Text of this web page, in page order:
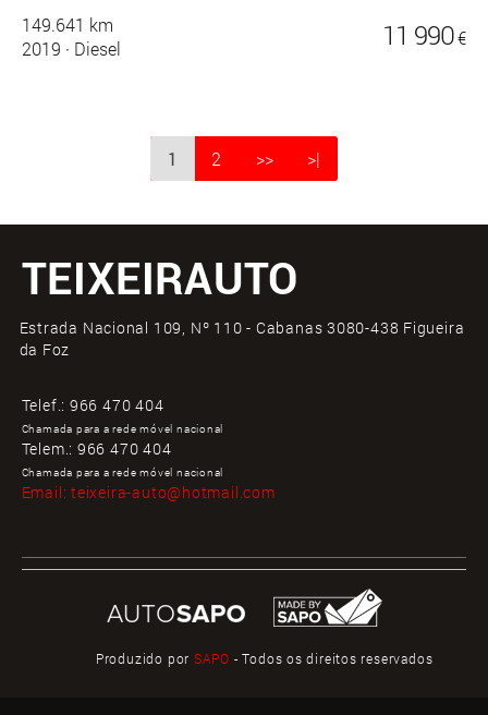
149.641 km
2019 · Diesel 11 990 €
1 2 >> >|
TEIXEIRAUTO
Estrada Nacional 109, Nº 110 - Cabanas 3080-438 Figueira
da Foz
Telef.: 966 470 404
Chamada para a rede móvel nacional
Telem.: 966 470 404
Chamada para a rede móvel nacional
Email:teixeira-auto@hotmail.com
Produzido por SAPO - Todos os direitos reservados